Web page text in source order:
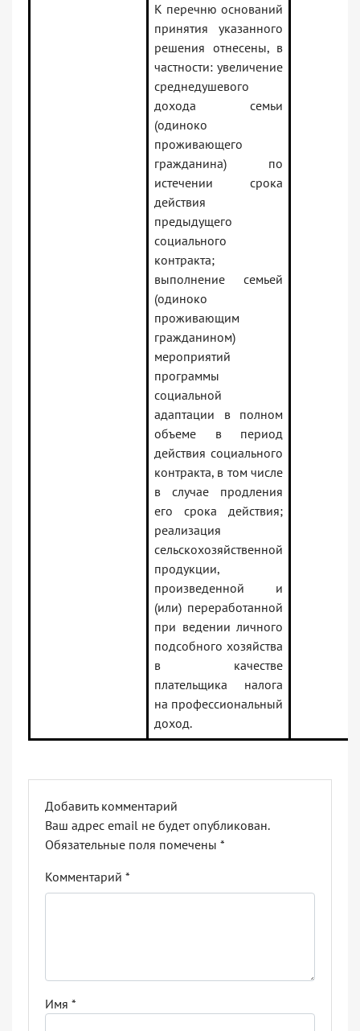
К перечню оснований
принятия указанного
решения отнесены, в
частности: увеличение
среднедушевого
дохода семьи
(одиноко
проживающего
гражданина) по
истечении срока
действия
предыдущего
социального
контракта;
выполнение семьей
(одиноко
проживающим
гражданином)
мероприятий
программы
социальной
адаптации в полном
объеме в период
действия социального
контракта, в том числе
в случае продления
его срока действия;
реализация
сельскохозяйственной
продукции,
произведенной и
(или) переработанной
при ведении личного
подсобного хозяйства
в качестве
плательщика налога
на профессиональный
доход.
Добавить комментарий
Ваш адрес email не будет опубликован.
Обязательные поля помечены *
Комментарий *
Имя *